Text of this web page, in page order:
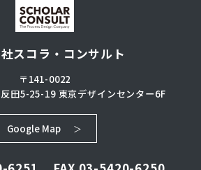
スコラ・コンサルト
〒141-0022
田5-25-19東京デザインセンター6F
Google Map